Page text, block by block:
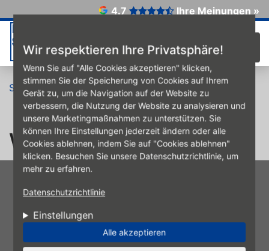
Wir respektieren Ihre Privatsphäre!
Wenn Sie auf "Alle Cookies akzeptieren" klicken,
stimmen Sie der Speicherung von Cookies auf Ihrem
Gerät zu, um die Navigation auf der Website zu
verbessern, die Nutzung der Website zu analysieren und
unsere Marketingmaßnahmen zu unterstützen. Sie
können Ihre Einstellungen jederzeit ändern oder alle
Cookies ablehnen, indem Sie auf "Cookies ablehnen"
klicken. Besuchen Sie unsere Datenschutzrichtlinie, um
mehr zu erfahren.
Datenschutzrichtlinie
Einstellungen
Alle akzeptieren
4.7 Ihre Meinungen »
Startseite Bilder Werkstatt
Werkstatt